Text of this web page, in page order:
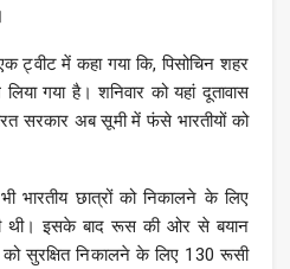
ट्वीट में कहा गया कि, पिसोचिन शहर
गया है। शनिवार को यहां दूतावास
सरकार अब सूमी में फंसे भारतीयों को
भारतीय छात्रों को निकालने के लिए
थी। इसके बाद रूस की ओर से बयान
को सुरक्षित निकालने के लिए 130 रूसी